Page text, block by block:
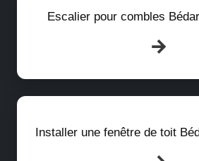
Escalier pour combles
Installer une fenêtre de toit